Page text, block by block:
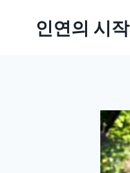
인연의 시작